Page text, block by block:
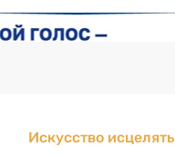
Искусство исцелять